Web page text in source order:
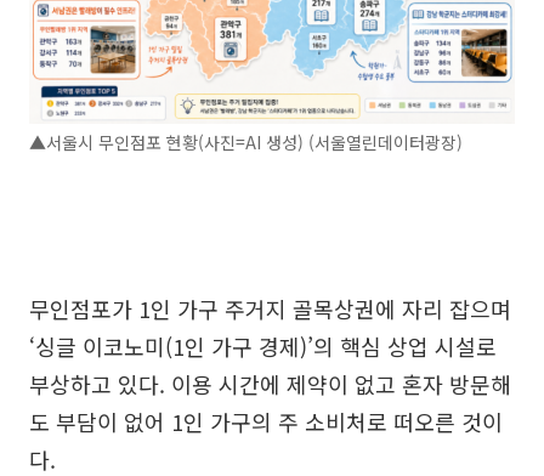
▲서울시 무인점포 현황(사진=AI 생성) (서울열린데이터광장)
무인점포가 1인 가구 주거지 골목상권에 자리 잡으며
‘싱글 이코노미(1인 가구 경제)’의 핵심 상업 시설로
부상하고 있다. 이용 시간에 제약이 없고 혼자 방문해
도 부담이 없어 1인 가구의 주 소비처로 떠오른 것이
다.